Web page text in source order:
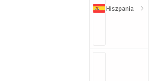
Hiszpania